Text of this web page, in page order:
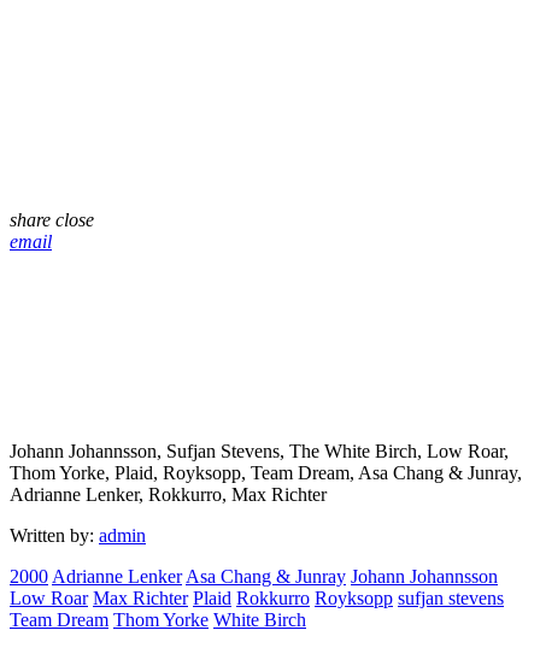
share close
email
Johann Johannsson, Sufjan Stevens, The White Birch, Low Roar,
Thom Yorke, Plaid, Royksopp, Team Dream, Asa Chang & Junray,
Adrianne Lenker, Rokkurro, Max Richter
Written by: admin
2000 Adrianne Lenker Asa Chang & Junray Johann Johannsson
Low Roar Max Richter Plaid Rokkurro Royksopp sufjan stevens
Team Dream Thom Yorke White Birch